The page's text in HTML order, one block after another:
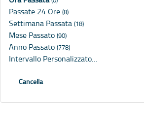
Passate 24 Ore (8)
Settimana Passata (18)
Mese Passato (90)
Anno Passato (778)
Intervallo Personalizzato…
Cancella